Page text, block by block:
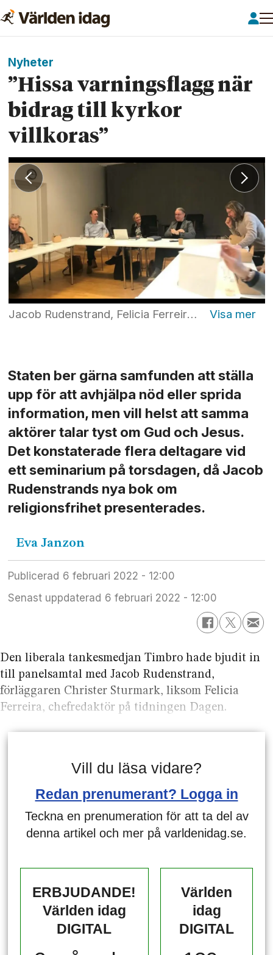
Nyheter
”Hissa varningsflagg när
bidrag till kyrkor
villkoras”
Jacob Rudenstrand, Felicia Ferreira och Christer Sturmark vid torsdagens seminarium på tankesmedjan Timbro i Stockholm. ”Staten och Svenska kyrkan lever i ett syndigt samboförhållande”, sade sekulärhumanisten Christer Sturmark, som inte höll med om att staten i dag är helt sekulär. Foto: Eva Janzon
Staten ber gärna samfunden att ställa
upp för att avhjälpa nöd eller sprida
information, men vill helst att samma
aktörer talar tyst om Gud och Jesus.
Det konstaterade flera deltagare vid
ett seminarium på torsdagen, då Jacob
Rudenstrands nya bok om
religionsfrihet presenterades.
Eva Janzon
Publicerad
6 februari 2022 - 12:00
Senast uppdaterad
6 februari 2022 - 12:00
Den liberala tankesmedjan Timbro hade bjudit in
till panelsamtal med Jacob Rudenstrand,
förläggaren Christer Sturmark, liksom Felicia
Ferreira, chefredaktör på tidningen Dagen.
Vill du läsa vidare?
Redan prenumerant? Logga in
Teckna en prenumeration för att ta del av
denna artikel och mer på varldenidag.se.
ERBJUDANDE!
Världen idag
DIGITAL
Världen
idag
DIGITAL